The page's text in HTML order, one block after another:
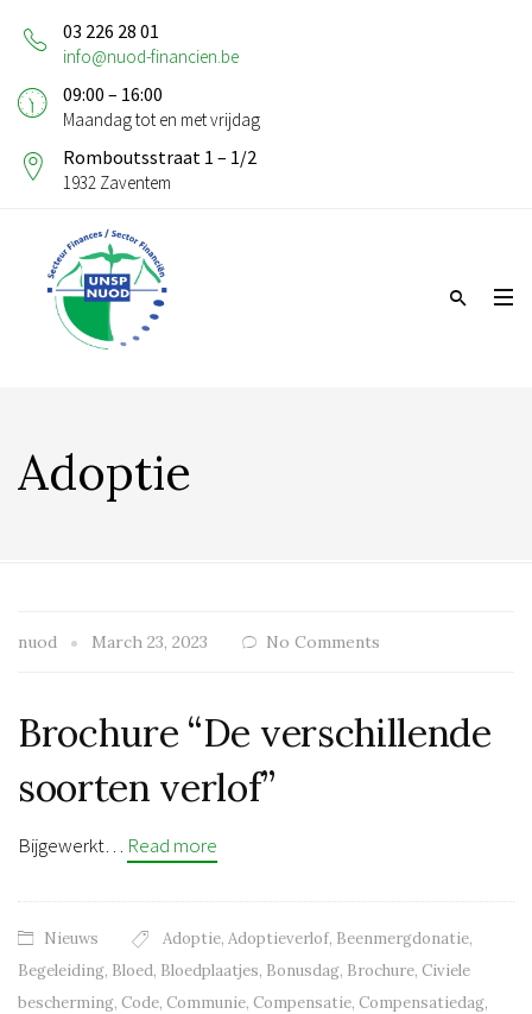
03 226 28 01
info@nuod-financien.be
09:00 – 16:00
Maandag tot en met vrijdag
Romboutsstraat 1 – 1/2
1932 Zaventem
Adoptie
nuod March 23, 2023 No Comments
Brochure “De verschillende
soorten verlof”
Bijgewerkt… Read more
Nieuws Adoptie, Adoptieverlof, Beenmergdonatie,
Begeleiding, Bloed, Bloedplaatjes, Bonusdag, Brochure, Civiele
bescherming, Code, Communie, Compensatie, Compensatiedag,